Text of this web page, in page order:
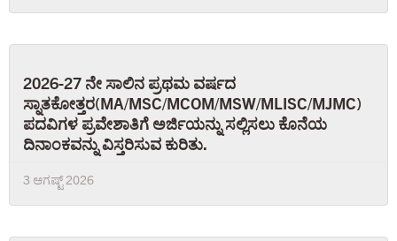
2026-27 ನೇ ಸಾಲಿನ ಪ್ರಥಮ ವರ್ಷದ
ಸ್ನಾತಕೋತ್ತರ(MA/MSC/MCOM/MSW/MLISC/MJMC)
ಪದವಿಗಳ ಪ್ರವೇಶಾತಿಗೆ ಅರ್ಜಿಯನ್ನು ಸಲ್ಲಿಸಲು ಕೊನೆಯ
ದಿನಾಂಕವನ್ನು ವಿಸ್ತರಿಸುವ ಕುರಿತು.
3 ಆಗಷ್ಟ್ 2026